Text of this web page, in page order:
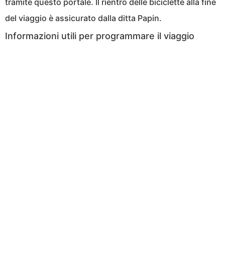
tramite questo portale. Il rientro delle biciclette alla fine
del viaggio è assicurato dalla ditta Papin.
Informazioni utili per programmare il viaggio